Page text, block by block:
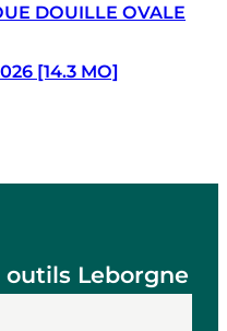
DOUILLE OVALE
[14.3 MO]
Leborgne